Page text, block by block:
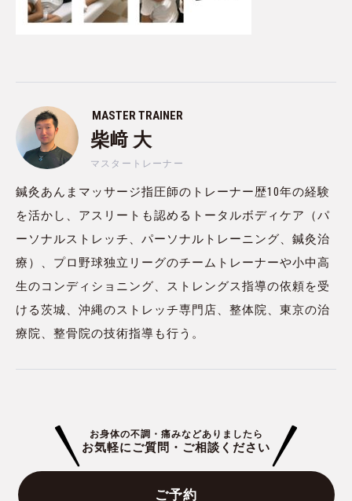
MASTER TRAINER
柴﨑 大
マスタートレーナー
鍼灸あんまマッサージ指圧師のトレーナー歴10年の経験
を活かし、アスリートも認めるトータルボディケア（パ
ーソナルストレッチ、パーソナルトレーニング、鍼灸治
療）、プロ野球独立リーグのチームトレーナーや小中高
生のコンディショニング、ストレングス指導の依頼を受
ける茨城、沖縄のストレッチ専門店、整体院、東京の治
療院、整骨院の技術指導も行う。
お身体の不調・痛みなどありましたら
お気軽にご質問・ご相談ください
ご予約